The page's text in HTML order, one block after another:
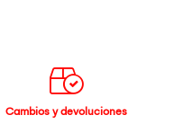
Cambios y devoluciones